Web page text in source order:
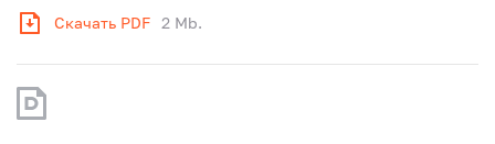
Скачать PDF 2 Mb.